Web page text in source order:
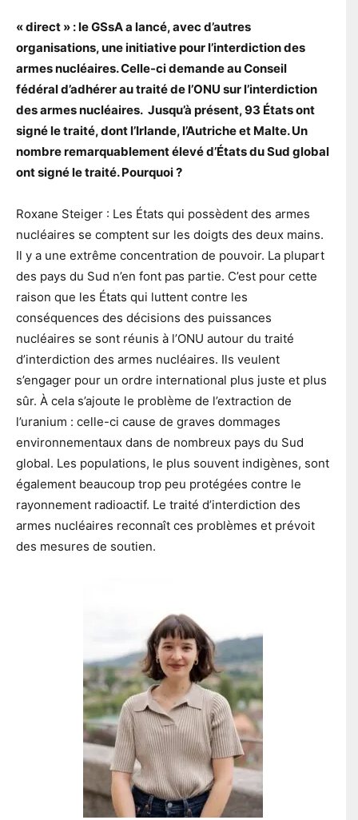
« direct » : le GSsA a lancé, avec d’autres
organisations, une initiative pour l’interdiction des
armes nucléaires. Celle-ci demande au Conseil
fédéral d’adhérer au traité de l’ONU sur l’interdiction
des armes nucléaires. Jusqu’à présent, 93 États ont
signé le traité, dont l’Irlande, l’Autriche et Malte. Un
nombre remarquablement élevé d’États du Sud global
ont signé le traité. Pourquoi ?
Roxane Steiger : Les États qui possèdent des armes
nucléaires se comptent sur les doigts des deux mains.
Il y a une extrême concentration de pouvoir. La plupart
des pays du Sud n’en font pas partie. C’est pour cette
raison que les États qui luttent contre les
conséquences des décisions des puissances
nucléaires se sont réunis à l’ONU autour du traité
d’interdiction des armes nucléaires. Ils veulent
s’engager pour un ordre international plus juste et plus
sûr. À cela s’ajoute le problème de l’extraction de
l’uranium : celle-ci cause de graves dommages
environnementaux dans de nombreux pays du Sud
global. Les populations, le plus souvent indigènes, sont
également beaucoup trop peu protégées contre le
rayonnement radioactif. Le traité d’interdiction des
armes nucléaires reconnaît ces problèmes et prévoit
des mesures de soutien.